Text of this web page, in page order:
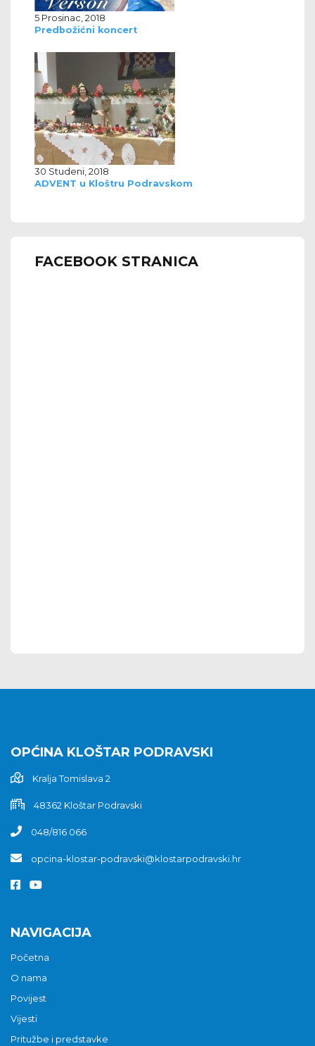
5 Prosinac, 2018
Predbožićni koncert
30 Studeni, 2018
ADVENT u Kloštru Podravskom
FACEBOOK STRANICA
OPĆINA KLOŠTAR PODRAVSKI
Kralja Tomislava 2
48362 Kloštar Podravski
048/816 066
opcina-klostar-podravski@klostarpodravski.hr
NAVIGACIJA
Početna
O nama
Povijest
Vijesti
Pritužbe i predstavke